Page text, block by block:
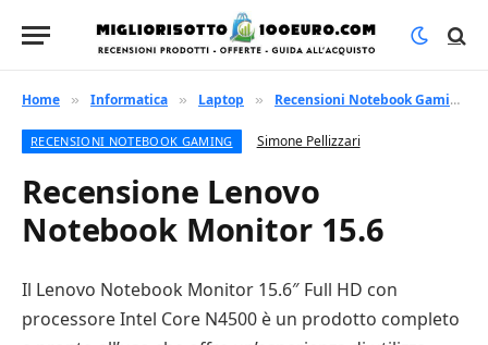
Home » Informatica » Laptop » Recensioni Notebook Gaming
RECENSIONI NOTEBOOK GAMING Simone Pellizzari
Recensione Lenovo
Notebook Monitor 15.6
Il Lenovo Notebook Monitor 15.6″ Full HD con
processore Intel Core N4500 è un prodotto completo